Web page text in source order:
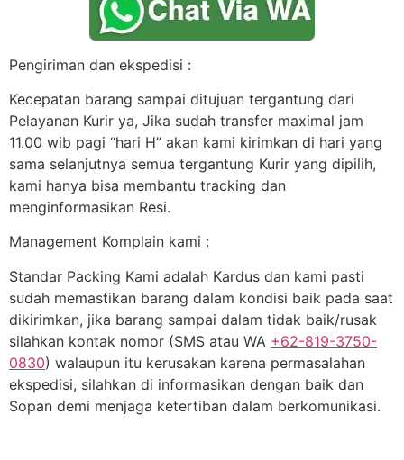
Pengiriman dan ekspedisi :
Kecepatan barang sampai ditujuan tergantung dari
Pelayanan Kurir ya, Jika sudah transfer maximal jam
11.00 wib pagi “hari H” akan kami kirimkan di hari yang
sama selanjutnya semua tergantung Kurir yang dipilih,
kami hanya bisa membantu tracking dan
menginformasikan Resi.
Management Komplain kami :
Standar Packing Kami adalah Kardus dan kami pasti
sudah memastikan barang dalam kondisi baik pada saat
dikirimkan, jika barang sampai dalam tidak baik/rusak
silahkan kontak nomor (SMS atau WA +62-819-3750-
0830) walaupun itu kerusakan karena permasalahan
ekspedisi, silahkan di informasikan dengan baik dan
Sopan demi menjaga ketertiban dalam berkomunikasi.